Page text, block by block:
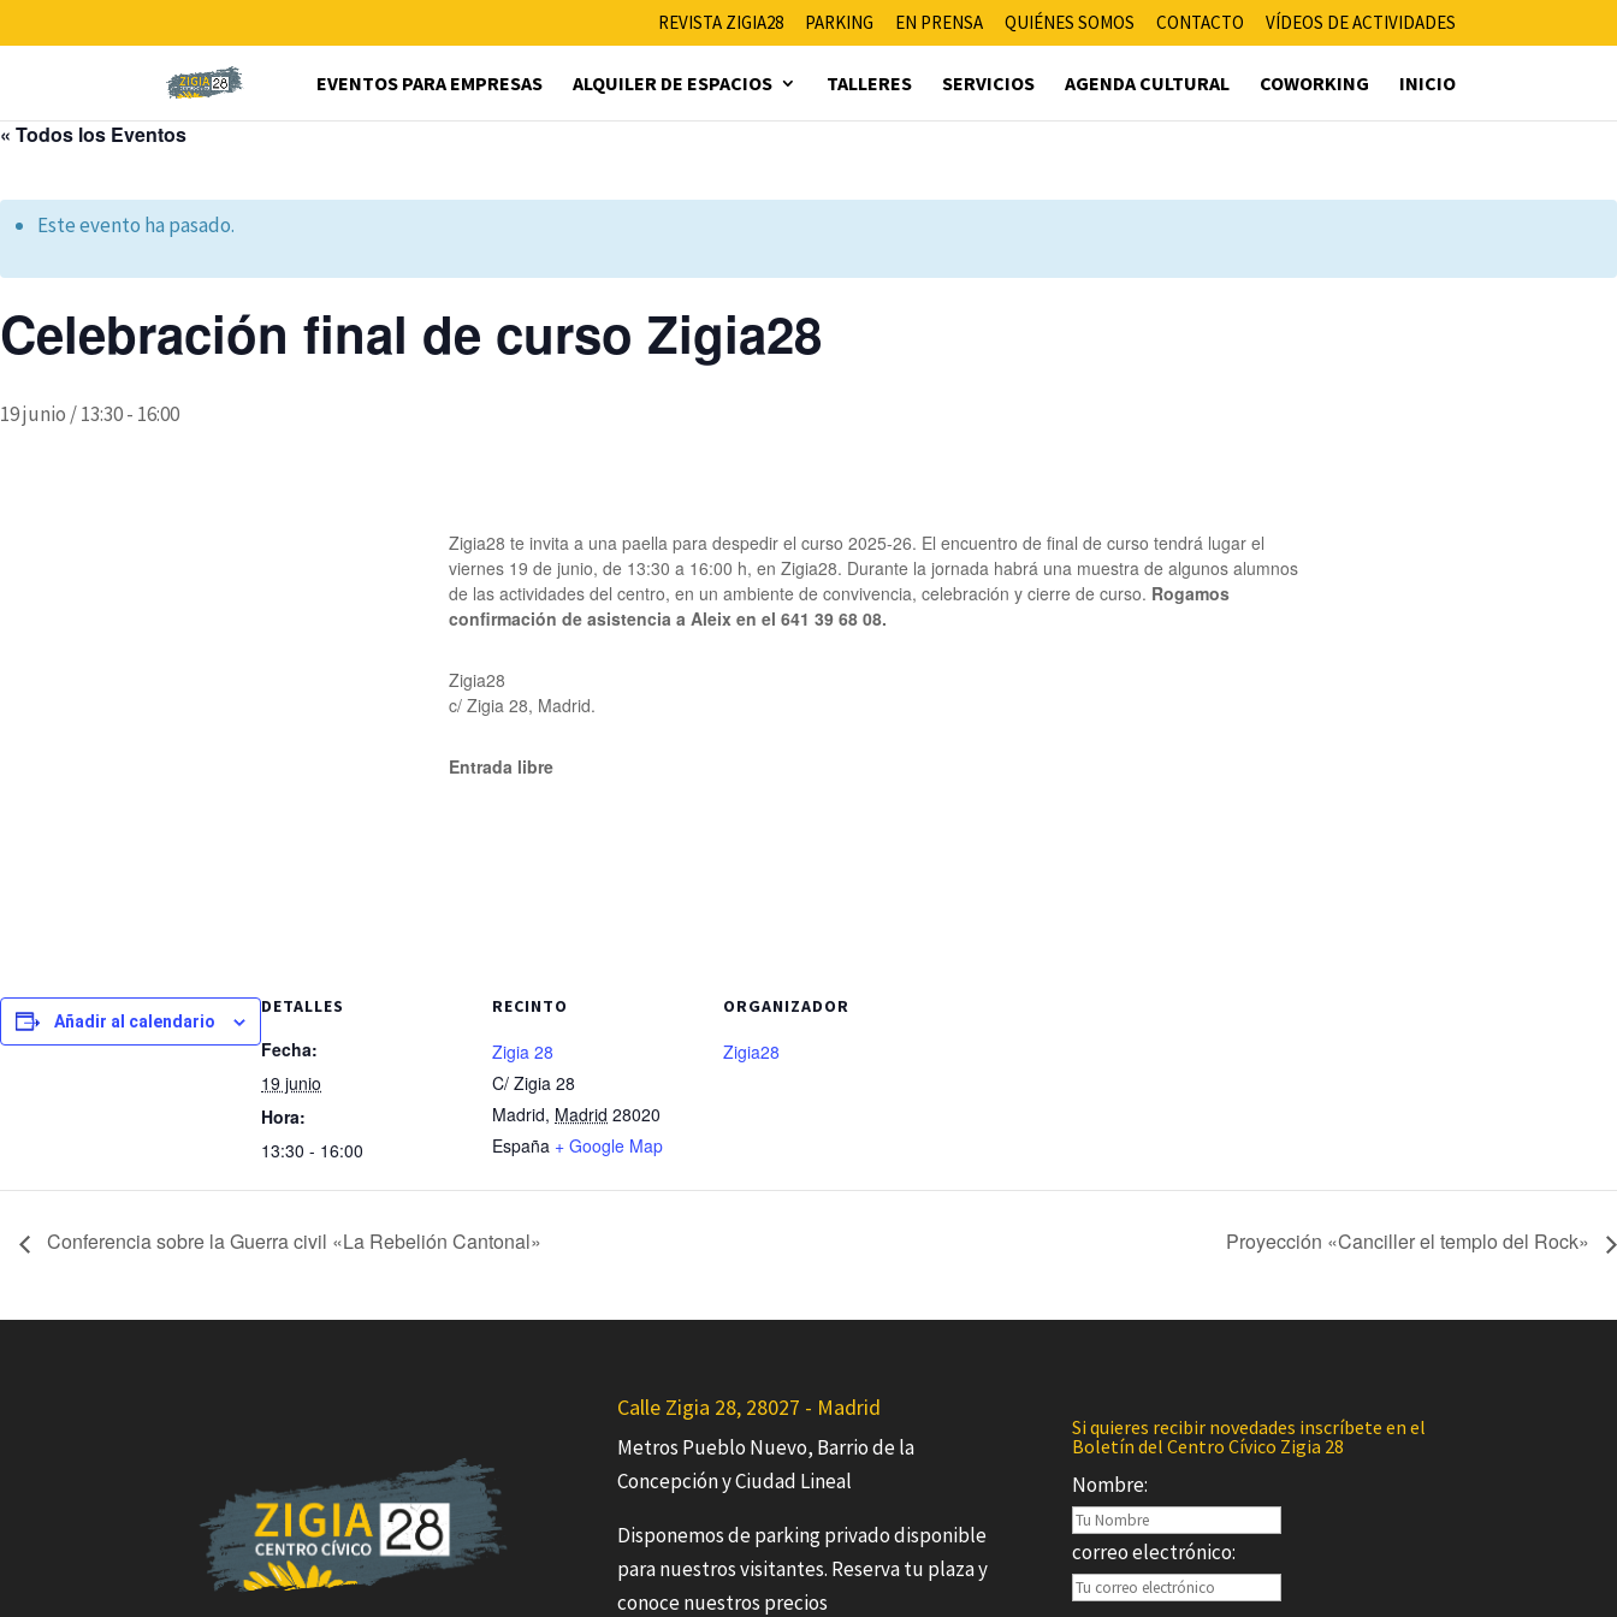
REVISTA ZIGIA28 PARKING EN PRENSA QUIÉNES SOMOS CONTACTO VÍDEOS DE ACTIVIDADES
EVENTOS PARA EMPRESAS ALQUILER DE ESPACIOS TALLERES SERVICIOS AGENDA CULTURAL COWORKING INICIO
« Todos los Eventos
Este evento ha pasado.
Celebración final de curso Zigia28
19 junio / 13:30- 16:00
Zigia28 te invita a una paella para despedir el curso 2025-26. El encuentro de final de curso tendrá lugar el
viernes 19 de junio, de 13:30 a 16:00 h, en Zigia28. Durante la jornada habrá una muestra de algunos alumnos
de las actividades del centro, en un ambiente de convivencia, celebración y cierre de curso. Rogamos
confirmación de asistencia a Aleix en el 641 39 68 08.
Zigia28
c/ Zigia 28, Madrid.
Entrada libre
Añadir al calendario
DETALLES
Fecha:
19 junio
Hora:
13:30 - 16:00
RECINTO
Zigia 28
C/ Zigia 28
Madrid, Madrid 28020
España + Google Map
ORGANIZADOR
Zigia28
Conferencia sobre la Guerra civil «La Rebelión Cantonal» Proyección «Canciller el templo del Rock»
Calle Zigia 28, 28027 - Madrid
Metros Pueblo Nuevo, Barrio de la
Concepción y Ciudad Lineal
Disponemos de parking privado disponible
para nuestros visitantes. Reserva tu plaza y
conoce nuestros precios
Si quieres recibir novedades inscríbete en el
Boletín del Centro Cívico Zigia 28
Nombre:
correo electrónico: